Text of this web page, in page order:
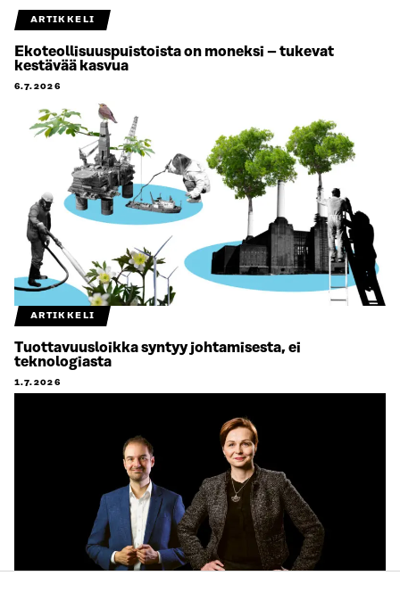
ARTIKKELI
Ekoteollisuuspuistoista on moneksi – tukevat
kestävää kasvua
6.7.2026
ARTIKKELI
Tuottavuusloikka syntyy johtamisesta, ei
teknologiasta
1.7.2026